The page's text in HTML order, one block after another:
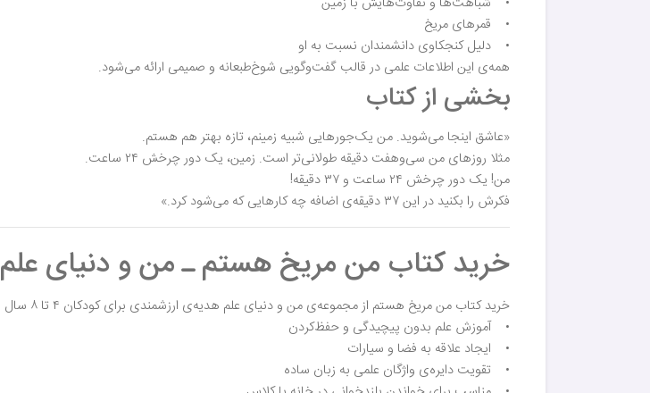
• قمرهای مریخ
• دلیل کنجکاوی دانشمندان نسبت به او
همه‌ی این اطلاعات علمی در قالب گفت‌وگویی شوخ‌طبعانه و صمیمی ارائه می‌شود.
بخشی از کتاب
«عاشق اینجا می‌شوید. من یک‌جورهایی شبیه زمینم، تازه بهتر هم هستم.
مثلا روزهای من سی‌وهفت دقیقه طولانی‌تر است. زمین، یک دور چرخش ۲۴ ساعت.
من! یک دور چرخش ۲۴ ساعت و ۳۷ دقیقه!
فکرش را بکنید در این ۳۷ دقیقه‌ی اضافه چه کارهایی که می‌شود کرد.»
خرید کتاب من مریخ هستم ـ من و دنیای علم
خرید کتاب من مریخ هستم از مجموعه‌ی من و دنیای علم هدیه‌ی ارزشمندی برای کودکان ۴ تا ۸ سال است؛ به‌ویژه برای کودکانی که به فضا، سیارات و موضوعات علمی علاقه دارند.
• آموزش علم بدون پیچیدگی و حفظ‌کردن
• ایجاد علاقه به فضا و سیارات
• تقویت دایره‌ی واژگان علمی به زبان ساده